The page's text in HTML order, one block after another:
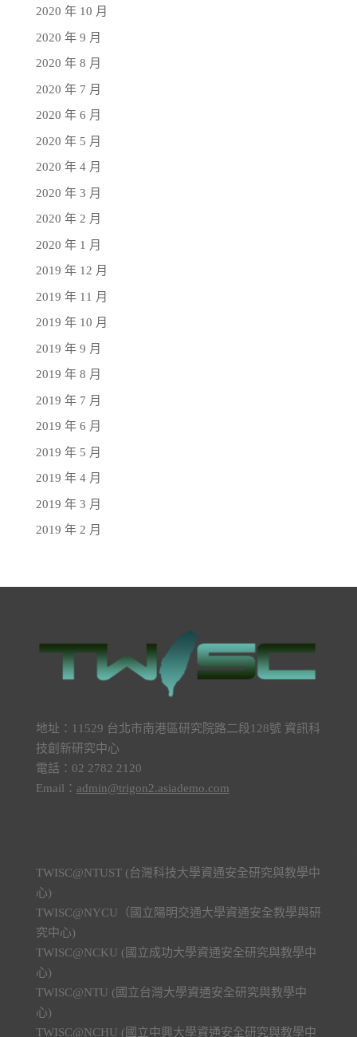
2020 年 10 月
2020 年 9 月
2020 年 8 月
2020 年 7 月
2020 年 6 月
2020 年 5 月
2020 年 4 月
2020 年 3 月
2020 年 2 月
2020 年 1 月
2019 年 12 月
2019 年 11 月
2019 年 10 月
2019 年 9 月
2019 年 8 月
2019 年 7 月
2019 年 6 月
2019 年 5 月
2019 年 4 月
2019 年 3 月
2019 年 2 月
地址：11529 台北市南港區研究院路二段128號 資訊科
技創新研究中心
電話：02 2782 2120
Email： admin@trigon2.asiademo.com
TWISC@NTUST (台灣科技大學資通安全研究與教學中
心)
TWISC@NYCU（國立陽明交通大學資通安全教學與研
究中心)
TWISC@NCKU (國立成功大學資通安全研究與教學中
心)
TWISC@NTU (國立台灣大學資通安全研究與教學中
心)
TWISC@NCHU (國立中興大學資通安全研究與教學中